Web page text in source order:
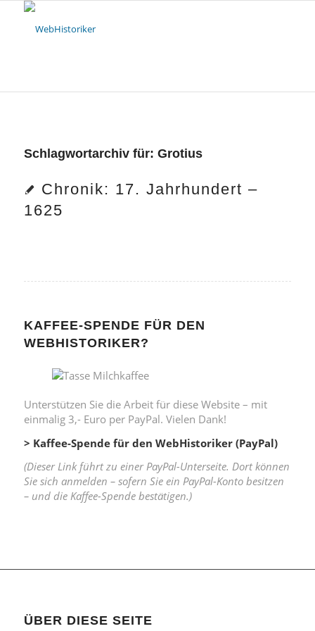
Schlagwortarchiv für: Grotius
Chronik: 17. Jahrhundert –
1625
KAFFEE-SPENDE FÜR DEN
WEBHISTORIKER?
Unterstützen Sie die Arbeit für diese Website – mit
einmalig 3,- Euro per PayPal. Vielen Dank!
> Kaffee-Spende für den WebHistoriker (PayPal)
(Dieser Link führt zu einer PayPal-Unterseite. Dort können
Sie sich anmelden – sofern Sie ein PayPal-Konto besitzen
– und die Kaffee-Spende bestätigen.)
ÜBER DIESE SEITE